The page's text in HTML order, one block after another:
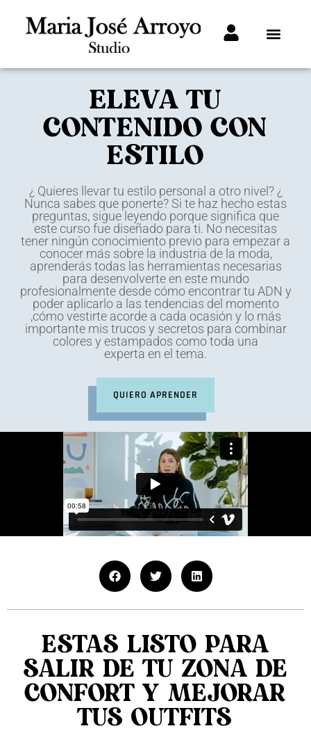
ELEVA TU
CONTENIDO CON
ESTILO
¿ Quieres llevar tu estilo personal a otro nivel? ¿
Nunca sabes que ponerte? Si te haz hecho estas
preguntas, sigue leyendo porque significa que
este curso fue diseñado para ti. No necesitas
tener ningún conocimiento previo para empezar a
conocer más sobre la industria de la moda,
aprenderás todas las herramientas necesarias
para desenvolverte en este mundo
profesionalmente desde cómo encontrar tu ADN y
poder aplicarlo a las tendencias del momento
,cómo vestirte acorde a cada ocasión y lo más
importante mis trucos y secretos para combinar
colores y estampados como toda una
experta en el tema.
QUIERO APRENDER
ESTAS LISTO PARA
SALIR DE TU ZONA DE
CONFORT Y MEJORAR
TUS OUTFITS